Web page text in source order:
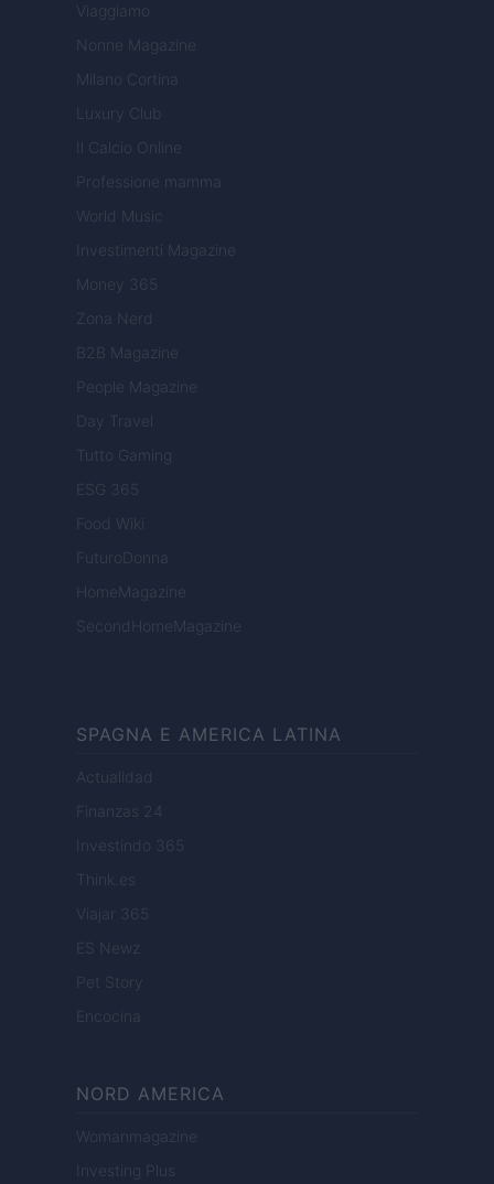
Viaggiamo
Nonne Magazine
Milano Cortina
Luxury Club
Il Calcio Online
Professione mamma
World Music
Investimenti Magazine
Money 365
Zona Nerd
B2B Magazine
People Magazine
Day Travel
Tutto Gaming
ESG 365
Food Wiki
FuturoDonna
HomeMagazine
SecondHomeMagazine
SPAGNA E AMERICA LATINA
Actualidad
Finanzas 24
Investindo 365
Think.es
Viajar 365
ES Newz
Pet Story
Encocina
NORD AMERICA
Womanmagazine
Investing Plus